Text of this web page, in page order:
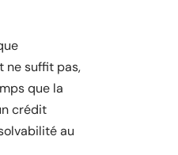
ne suffit pas,
que la
crédit
au